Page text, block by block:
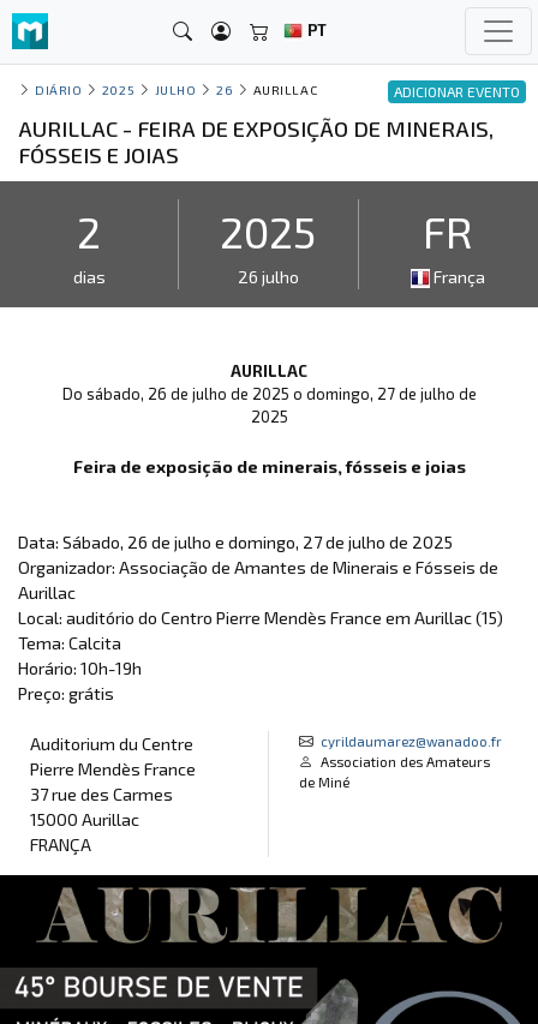
PT
ADICIONAR EVENTO
DIÁRIO 2025 JULHO 26 AURILLAC
AURILLAC - FEIRA DE EXPOSIÇÃO DE MINERAIS,
FÓSSEIS E JOIAS
2
dias
2025
26 julho
FR
França
AURILLAC
Do sábado, 26 de julho de 2025 o domingo, 27 de julho de
2025
Feira de exposição de minerais, fósseis e joias
Data: Sábado, 26 de julho e domingo, 27 de julho de 2025
Organizador: Associação de Amantes de Minerais e Fósseis de
Aurillac
Local: auditório do Centro Pierre Mendès France em Aurillac (15)
Tema: Calcita
Horário: 10h-19h
Preço: grátis
Auditorium du Centre
Pierre Mendès France
37 rue des Carmes
15000 Aurillac
FRANÇA
cyrildaumarez@wanadoo.fr
Association des Amateurs
de Miné